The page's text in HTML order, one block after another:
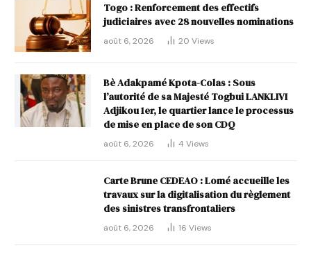
Togo : Renforcement des effectifs
judiciaires avec 28 nouvelles nominations
août 6, 2026 20 Views
Bè Adakpamé Kpota-Colas : Sous
l’autorité de sa Majesté Togbui LANKLIVI
Adjikou 1er, le quartier lance le processus
de mise en place de son CDQ
août 6, 2026 4 Views
Carte Brune CEDEAO : Lomé accueille les
travaux sur la digitalisation du règlement
des sinistres transfrontaliers
août 6, 2026 16 Views